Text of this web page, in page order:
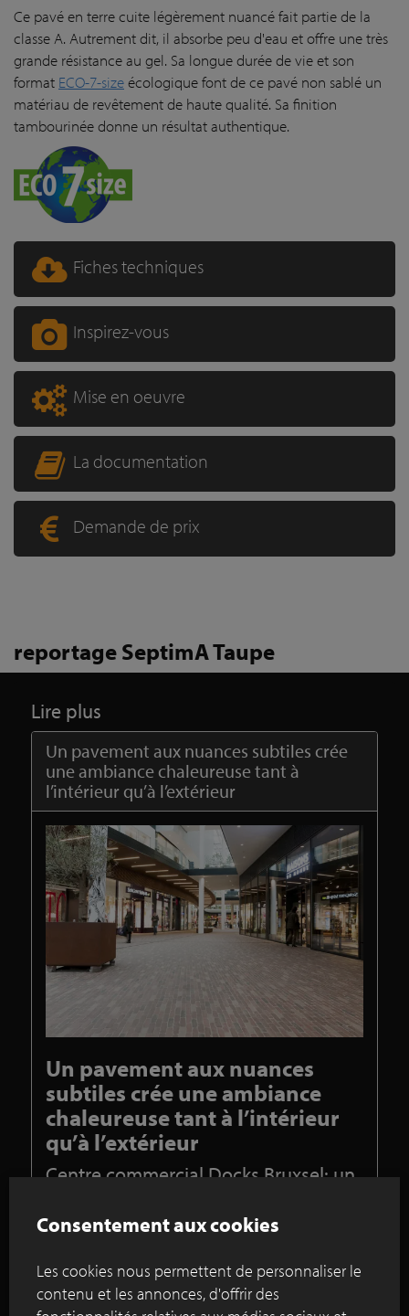
Ce pavé en terre cuite légèrement nuancé fait partie de la
classe A. Autrement dit, il absorbe peu d'eau et offre une très
grande résistance au gel. Sa longue durée de vie et son
format ECO-7-sizeécologique font de ce pavé non sablé un
matériau de revêtement de haute qualité. Sa finition
tambourinée donne un résultat authentique.
Fiches techniques
Inspirez-vous
Mise en oeuvre
La documentation
Demande de prix
reportage SeptimA Taupe
Lire plus
Un pavement aux nuances subtiles crée
une ambiance chaleureuse tant à
l’intérieur qu’à l’extérieur
Un pavement aux nuances
subtiles crée une ambiance
chaleureuse tant à l’intérieur
qu’à l’extérieur
Centre commercial Docks Bruxsel: un
pavés en terre cuite
étroitement lié au projet urbanistique qui l’a fait
naître : métamorphoser une friche industrielle en
Consentement aux cookies
Les cookies nous permettent de personnaliser le
contenu et les annonces, d'offrir des